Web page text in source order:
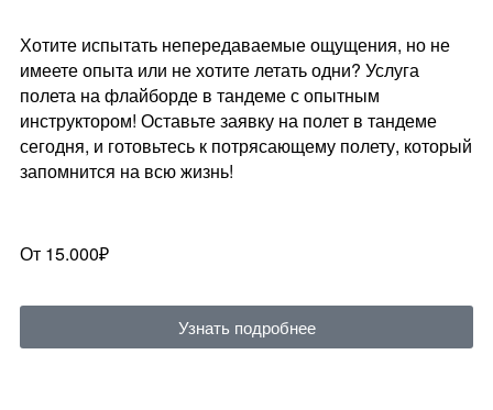
Хотите испытать непередаваемые ощущения, но не
имеете опыта или не хотите летать одни? Услуга
полета на флайборде в тандеме с опытным
инструктором! Оставьте заявку на полет в тандеме
сегодня, и готовьтесь к потрясающему полету, который
запомнится на всю жизнь!
От 15.000₽
Узнать подробнее